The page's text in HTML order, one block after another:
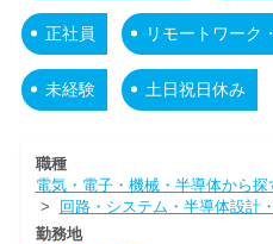
正社員 リモートワーク
未経験 土日祝日休み
職種
電気・電子・機械・半導体から探
> 回路・システム・半導体設計
勤務地